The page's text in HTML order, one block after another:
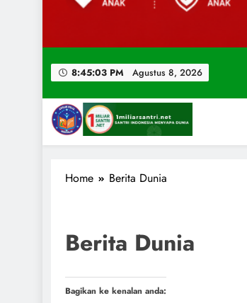
8:45:04 PM Agustus 8, 2026
1miliarsantri.net
Home Berita Dunia
Berita Dunia
Bagikan ke kenalan anda: